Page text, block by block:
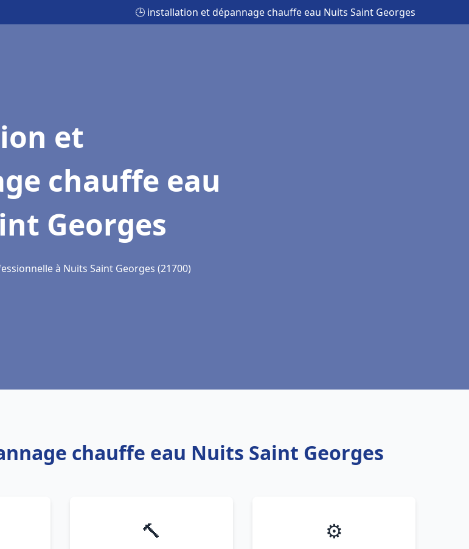
🕒 installation et dépannage chauffe eau Nuits Saint Georges
et
chauffe eau
Georges
à Nuits Saint Georges (21700)
chauffe eau Nuits Saint Georges
🔨 ⚙️